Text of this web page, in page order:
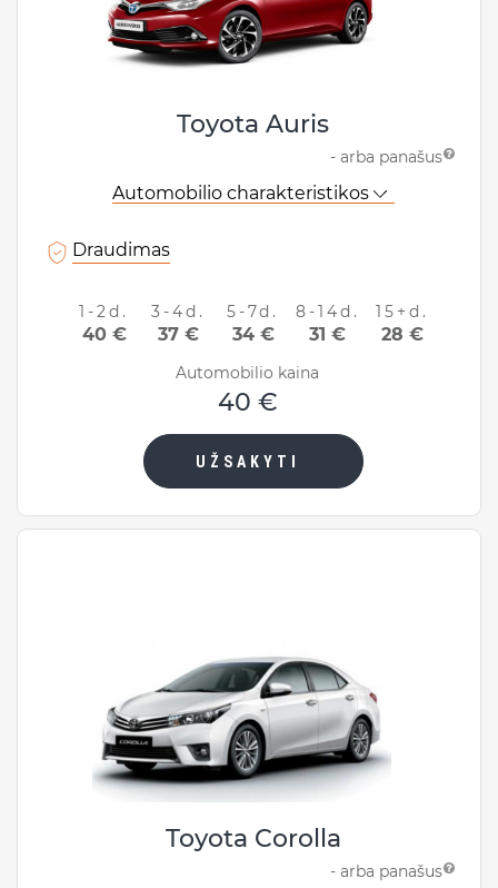
Toyota Auris
- arba panašus
Automobilio charakteristikos
Draudimas
1-2d.
40 €
3-4d.
37 €
5-7d.
34 €
8-14d.
31 €
15+d.
28 €
Automobilio kaina
40 €
UŽSAKYTI
Toyota Corolla
- arba panašus